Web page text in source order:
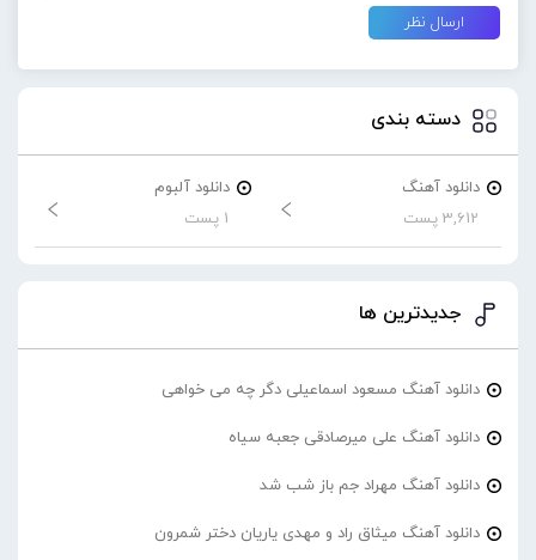
دسته بندی
دانلود آهنگ
3,612 پست
دانلود آلبوم
1 پست
جدیدترین ها
دانلود آهنگ مسعود اسماعیلی دگر چه می خواهی
دانلود آهنگ علی میرصادقی جعبه سیاه
دانلود آهنگ مهراد جم باز شب شد
دانلود آهنگ میثاق راد و مهدی یاریان دختر شمرون